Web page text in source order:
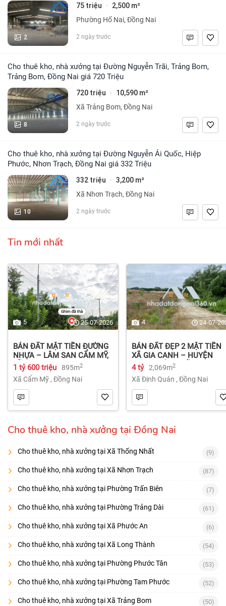
2
75 triệu · 2,500 m²
Phường Hố Nai, Đồng Nai
2 ngày trước
Cho thuê kho, nhà xưởng tại Đường Nguyễn Trãi, Trảng Bom,
Trảng Bom, Đồng Nai giá 720 Triệu
8
720 triệu · 10,590 m²
Xã Trảng Bom, Đồng Nai
2 ngày trước
Cho thuê kho, nhà xưởng tại Đường Nguyễn Ái Quốc, Hiệp
Phước, Nhơn Trạch, Đồng Nai giá 332 Triệu
10
332 triệu · 3,200 m²
Xã Nhơn Trạch, Đồng Nai
2 ngày trước
Tin mới nhất
5 25-07-2026
BÁN ĐẤT MẶT TIỀN ĐƯỜNG
NHỰA – LÂM SAN CẨM MỸ,
ĐỒNG NAI.
1 tỷ 600 triệu 895m2
Xã Cẩm Mỹ , Đồng Nai
4 24-07-
BÁN ĐẤT ĐẸP 2 MẶT TIỀN
XÃ GIA CANH – HUYỆN
ĐỊNH QUÁN – ĐỒNG NAI dt
2.069m² 4 tỷ
4 tỷ 2,069m2
Xã Định Quán , Đồng Nai
Cho thuê kho, nhà xưởng tại Đồng Nai
Cho thuê kho, nhà xưởng tại Xã Thống Nhất (9)
Cho thuê kho, nhà xưởng tại Xã Nhơn Trạch (87)
Cho thuê kho, nhà xưởng tại Phường Trấn Biên (7)
Cho thuê kho, nhà xưởng tại Phường Trảng Dài (61)
Cho thuê kho, nhà xưởng tại Xã Phước An (6)
Cho thuê kho, nhà xưởng tại Xã Long Thành (54)
Cho thuê kho, nhà xưởng tại Phường Phước Tân (53)
Cho thuê kho, nhà xưởng tại Phường Tam Phước (52)
Cho thuê kho, nhà xưởng tại Xã Trảng Bom (50)